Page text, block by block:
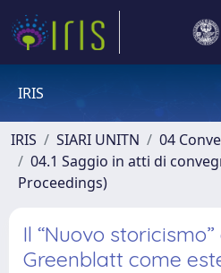
IRIS
IRIS SIARI UNITN
04
04.1 Saggio in atti di
Proceedings)
Il “Nuovo
Greenblatt come